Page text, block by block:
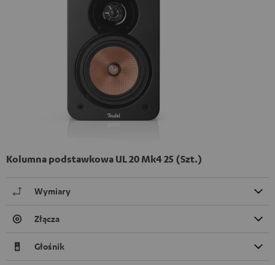
Kolumna podstawkowa UL 20 Mk4 25 (Szt.)
Wymiary
Złącza
Głośnik